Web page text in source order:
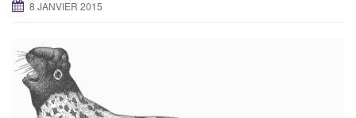
8 JANVIER 2015